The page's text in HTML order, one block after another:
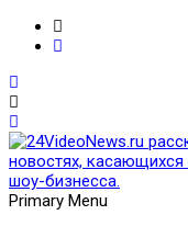
Primary Menu